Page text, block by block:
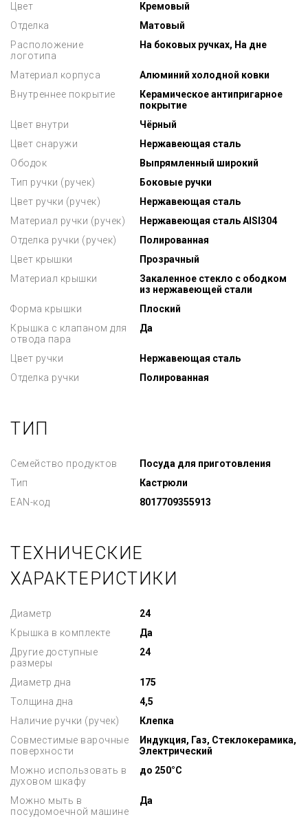
Цвет
Кремовый
Отделка
Матовый
Расположение
логотипа
На боковых ручках, На дне
Материал корпуса
Алюминий холодной ковки
Внутреннее покрытие
Керамическое антипригарное
покрытие
Цвет внутри
Чёрный
Цвет снаружи
Нержавеющая сталь
Ободок
Выпрямленный широкий
Тип ручки (ручек)
Боковые ручки
Цвет ручки (ручек)
Нержавеющая сталь
Материал ручки (ручек)
Нержавеющая сталь AISI304
Отделка ручки (ручек)
Полированная
Цвет крышки
Прозрачный
Материал крышки
Закаленное стекло с ободком
из нержавеющей стали
Форма крышки
Плоский
Крышка с клапаном для
отвода пара
Да
Цвет ручки
Нержавеющая сталь
Отделка ручки
Полированная
ТИП
Семейство продуктов
Посуда для приготовления
Тип
Кастрюли
EAN-код
8017709355913
ТЕХНИЧЕСКИЕ
ХАРАКТЕРИСТИКИ
Диаметр
24
Крышка в комплекте
Да
Другие доступные
размеры
24
Диаметр дна
175
Толщина дна
4,5
Наличие ручки (ручек)
Клепка
Совместимые варочные
поверхности
Индукция, Газ, Стеклокерамика,
Электрический
Можно использовать в
духовом шкафу
до 250°C
Можно мыть в
посудомоечной машине
Да